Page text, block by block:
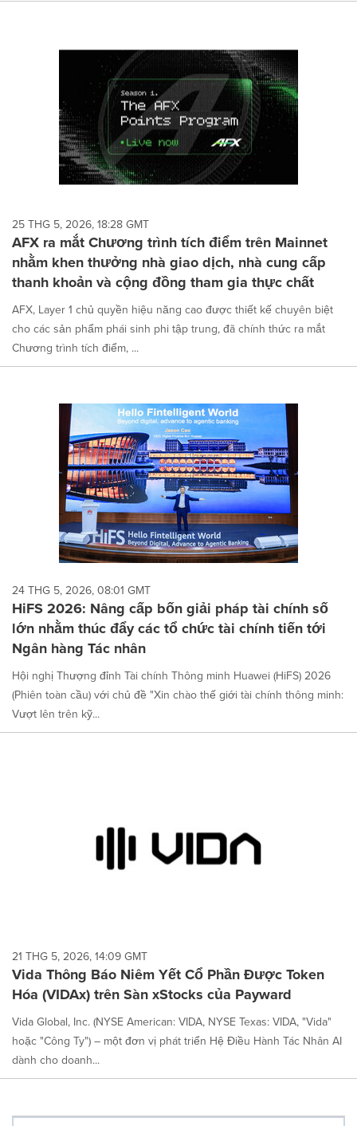
25 THG 5, 2026, 18:28 GMT
AFX ra mắt Chương trình tích điểm trên Mainnet
nhằm khen thưởng nhà giao dịch, nhà cung cấp
thanh khoản và cộng đồng tham gia thực chất
AFX, Layer 1 chủ quyền hiệu năng cao được thiết kế chuyên biệt
cho các sản phẩm phái sinh phi tập trung, đã chính thức ra mắt
Chương trình tích điểm, ...
24 THG 5, 2026, 08:01 GMT
HiFS 2026: Nâng cấp bốn giải pháp tài chính số
lớn nhằm thúc đẩy các tổ chức tài chính tiến tới
Ngân hàng Tác nhân
Hội nghị Thượng đỉnh Tài chính Thông minh Huawei (HiFS) 2026
(Phiên toàn cầu) với chủ đề "Xin chào thế giới tài chính thông minh:
Vượt lên trên kỹ...
21 THG 5, 2026, 14:09 GMT
Vida Thông Báo Niêm Yết Cổ Phần Được Token
Hóa (VIDAx) trên Sàn xStocks của Payward
Vida Global, Inc. (NYSE American: VIDA, NYSE Texas: VIDA, "Vida"
hoặc "Công Ty") – một đơn vị phát triển Hệ Điều Hành Tác Nhân AI
dành cho doanh...